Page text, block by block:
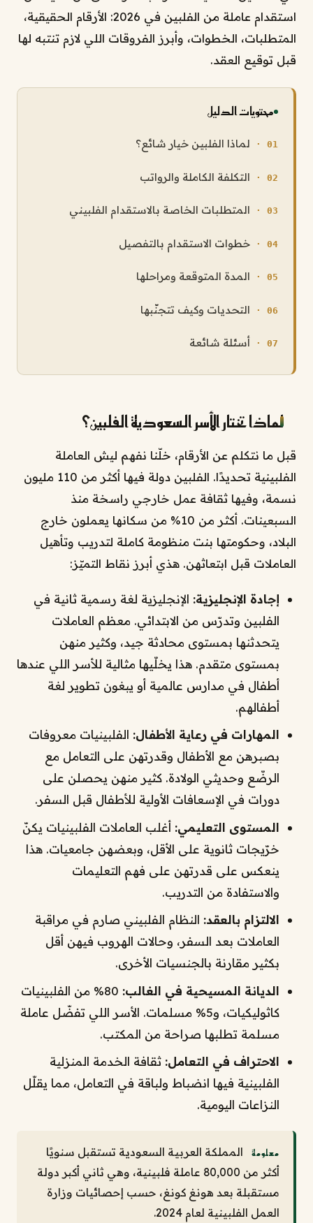
استقدام عاملة من الفلبين في 2026: الأرقام الحقيقية،
المتطلبات، الخطوات، وأبرز الفروقات اللي لازم تنتبه لها
قبل توقيع العقد.
محتويات الدليل
لماذا الفلبين خيار شائع؟
التكلفة الكاملة والرواتب
المتطلبات الخاصة بالاستقدام الفلبيني
خطوات الاستقدام بالتفصيل
المدة المتوقعة ومراحلها
التحديات وكيف تتجنّبها
أسئلة شائعة
لماذا تختار الأسر السعودية الفلبين؟
قبل ما نتكلم عن الأرقام، خلّنا نفهم ليش العاملة
الفلبينية تحديدًا. الفلبين دولة فيها أكثر من 110 مليون
نسمة، وفيها ثقافة عمل خارجي راسخة منذ
السبعينات. أكثر من 10% من سكانها يعملون خارج
البلاد، وحكومتها بنت منظومة كاملة لتدريب وتأهيل
العاملات قبل ابتعاثهن. هذي أبرز نقاط التميّز:
إجادة الإنجليزية: الإنجليزية لغة رسمية ثانية في
الفلبين وتدرّس من الابتدائي. معظم العاملات
يتحدثنها بمستوى محادثة جيد، وكثير منهن
بمستوى متقدم. هذا يخلّيها مثالية للأسر اللي عندها
أطفال في مدارس عالمية أو يبغون تطوير لغة
أطفالهم.
المهارات في رعاية الأطفال: الفلبينيات معروفات
بصبرهن مع الأطفال وقدرتهن على التعامل مع
الرضّع وحديثي الولادة. كثير منهن يحصلن على
دورات في الإسعافات الأولية للأطفال قبل السفر.
المستوى التعليمي: أغلب العاملات الفلبينيات يكنّ
خرّيجات ثانوية على الأقل، وبعضهن جامعيات. هذا
ينعكس على قدرتهن على فهم التعليمات
والاستفادة من التدريب.
الالتزام بالعقد: النظام الفلبيني صارم في مراقبة
العاملات بعد السفر، وحالات الهروب فيهن أقل
بكثير مقارنة بالجنسيات الأخرى.
الديانة المسيحية في الغالب:
80% من الفلبينيات
كاثوليكيات، و5% مسلمات. الأسر اللي تفضّل عاملة
مسلمة تطلبها صراحة من المكتب.
الاحتراف في التعامل: ثقافة الخدمة المنزلية
الفلبينية فيها انضباط ولباقة في التعامل، مما يقلّل
النزاعات اليومية.
معلومة
المملكة العربية السعودية تستقبل سنويًا
أكثر من 80,000 عاملة فلبينية، وهي ثاني أكبر دولة
مستقبلة بعد هونغ كونغ، حسب إحصائيات وزارة
العمل الفلبينية لعام 2024.